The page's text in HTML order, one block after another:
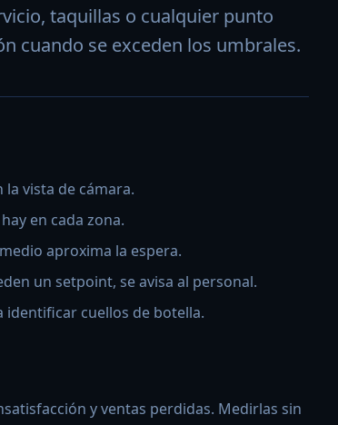
taquillas o cualquier punto
cuando se exceden los umbrales.
vista de cámara.
en cada zona.
aproxima la espera.
un setpoint, se avisa al personal.
cuellos de botella.
y ventas perdidas. Medirlas sin